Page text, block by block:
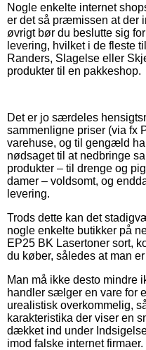
Nogle enkelte internet
er det så præmissen at der
øvrigt bør du beslutte sig
levering, hvilket i de fleste
Randers, Slagelse eller
produkter til en pakkeshop.
Det er jo særdeles
sammenligne priser (via fx
varehuse, og til gengæld
nødsaget til at nedbringe
produkter – til drenge og
damer – voldsomt, og
levering.
Trods dette kan det
nogle enkelte butikker på
EP25 BK Lasertoner sort,
du køber, således at man
Man må ikke desto mindre
handler sælger en vare for
urealistisk overkommelig,
karakteristika der viser en
dækket ind under
imod falske internet firmaer.